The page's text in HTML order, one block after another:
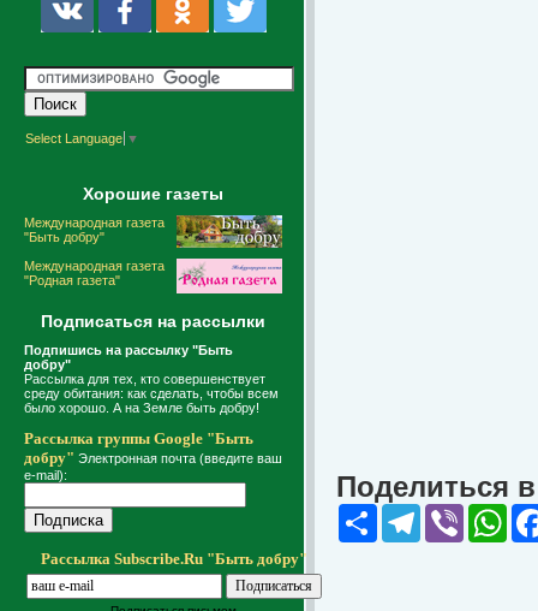
Select Language ▼
Хорошие газеты
Международная газета
"Быть добру"
Международная газета
"Родная газета"
Подписаться на рассылки
Подпишись на рассылку "Быть
добру"
Рассылка для тех, кто совершенствует
среду обитания: как сделать, чтобы всем
было хорошо. А на Земле быть добру!
Рассылка группы Google "Быть
добру" Электронная почта (введите ваш
e-mail):
Рассылка Subscribe.Ru "Быть добру"
Поделиться
Share Telegram
Viber